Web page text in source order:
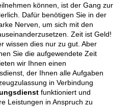
können, ist der Gang zur
Dafür benötigen Sie in der
Nerven, um sich mit den
Zeit ist Geld!
wissen dies nur zu gut. Aber
Sie die aufgewendete Zeit
wir Ihnen einen
der Ihnen alle Aufgaben
in Verbindung
funktioniert und
Leistungen in Anspruch zu